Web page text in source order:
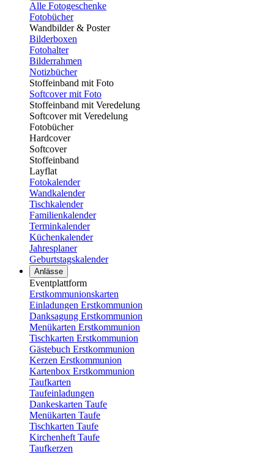
Alle Fotogeschenke
Fotobücher
Wandbilder & Poster
Bilderboxen
Fotohalter
Bilderrahmen
Notizbücher
Stoffeinband mit Foto
Softcover mit Foto
Stoffeinband mit Veredelung
Softcover mit Veredelung
Fotobücher
Hardcover
Softcover
Stoffeinband
Layflat
Fotokalender
Wandkalender
Tischkalender
Familienkalender
Terminkalender
Küchenkalender
Jahresplaner
Geburtstagskalender
Anlässe
Eventplattform
Erstkommunionskarten
Einladungen Erstkommunion
Danksagung Erstkommunion
Menükarten Erstkommunion
Tischkarten Erstkommunion
Gästebuch Erstkommunion
Kerzen Erstkommunion
Kartenbox Erstkommunion
Taufkarten
Taufeinladungen
Dankeskarten Taufe
Menükarten Taufe
Tischkarten Taufe
Kirchenheft Taufe
Taufkerzen